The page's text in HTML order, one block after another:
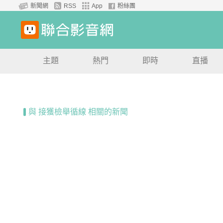
新聞網 RSS App 粉絲團
主題 熱門 即時 直播
與 接獲檢舉循線 相關的新聞